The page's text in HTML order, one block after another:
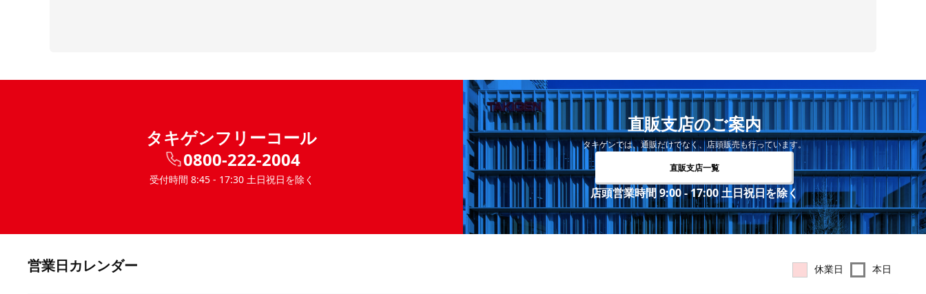
タキゲンフリーコール
0800-222-2004
受付時間 8:45 - 17:30 土日祝日を除く
直販支店のご案内
タキゲンでは、通販だけでなく、店頭販売も行っています。
直販支店一覧
店頭営業時間 9:00 - 17:00 土日祝日を除く
営業⽇カレンダー 休業日 本日